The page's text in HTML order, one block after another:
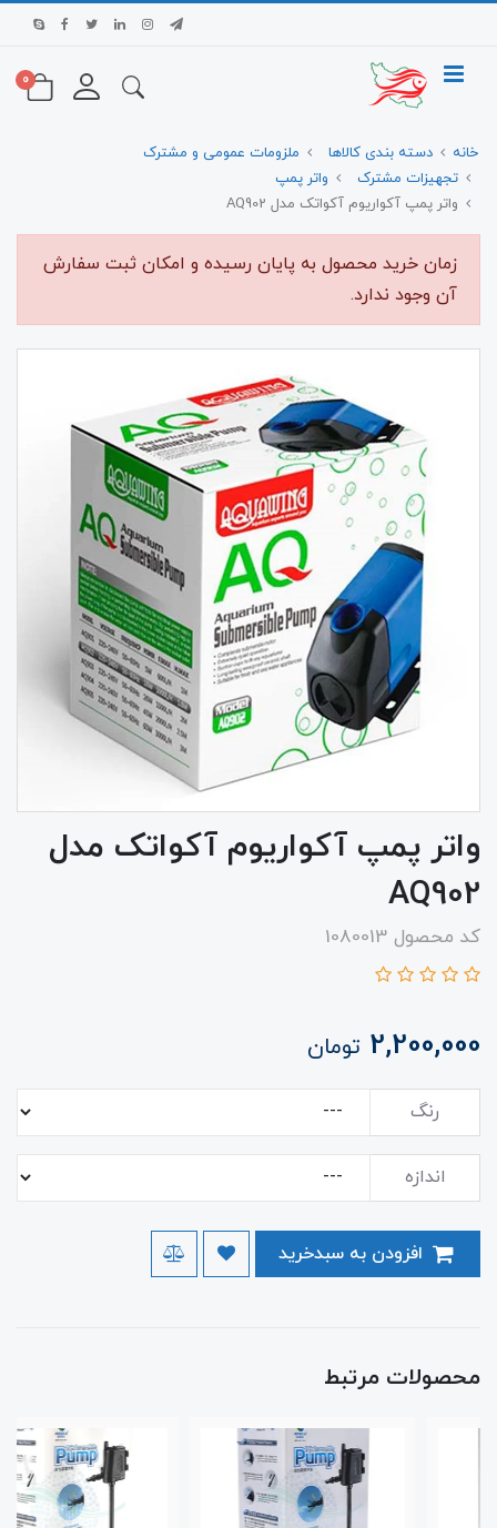
0
خانه دسته بندی کالاها
ملزومات عمومی و مشترک
تجهیزات مشترک
واتر پمپ
واتر پمپ آکواریوم آکواتک مدل AQ902
زمان خرید محصول به پایان رسیده و امکان ثبت سفارش
آن وجود ندارد.
واتر پمپ آکواریوم آکواتک مدل
AQ902
کد محصول 1080013
2,200,000 تومان
رنگ
اندازه
محصولات مرتبط